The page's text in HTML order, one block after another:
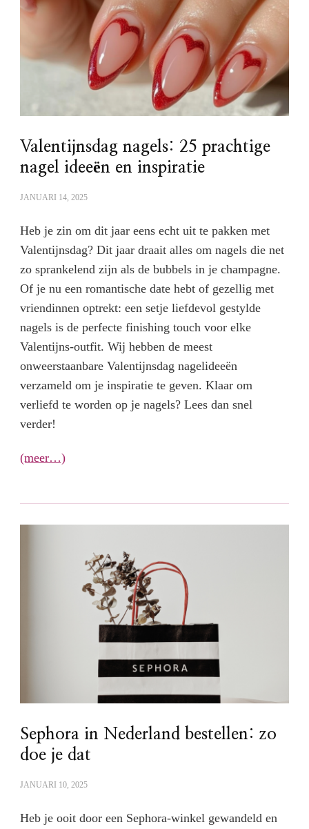
Valentijnsdag nagels: 25 prachtige
nagel ideeën en inspiratie
JANUARI 14, 2025
Heb je zin om dit jaar eens echt uit te pakken met
Valentijnsdag? Dit jaar draait alles om nagels die net
zo sprankelend zijn als de bubbels in je champagne.
Of je nu een romantische date hebt of gezellig met
vriendinnen optrekt: een setje liefdevol gestylde
nagels is de perfecte finishing touch voor elke
Valentijns-outfit. Wij hebben de meest
onweerstaanbare Valentijnsdag nagelideeën
verzameld om je inspiratie te geven. Klaar om
verliefd te worden op je nagels? Lees dan snel
verder!
(meer…)
Sephora in Nederland bestellen: zo
doe je dat
JANUARI 10, 2025
Heb je ooit door een Sephora-winkel gewandeld en